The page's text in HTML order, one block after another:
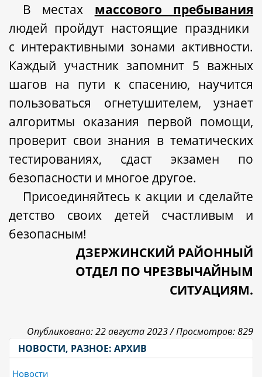
В местах массового пребывания
людей пройдут настоящие праздники
с интерактивными зонами активности.
Каждый участник запомнит 5 важных
шагов на пути к спасению, научится
пользоваться огнетушителем, узнает
алгоритмы оказания первой помощи,
проверит свои знания в тематических
тестированиях, сдаст экзамен по
безопасности и многое другое.
Присоединяйтесь к акции и сделайте
детство своих детей счастливым и
безопасным!
ДЗЕРЖИНСКИЙ РАЙОННЫЙ
ОТДЕЛ ПО ЧРЕЗВЫЧАЙНЫМ
СИТУАЦИЯМ.
Опубликовано: 22 августа 2023 /Просмотров: 829
НОВОСТИ, РАЗНОЕ: АРХИВ
Новости